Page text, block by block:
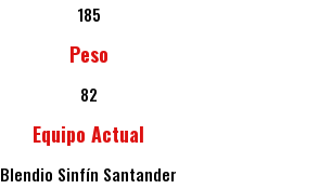
185
Peso
82
Equipo Actual
Blendio Sinfín Santander